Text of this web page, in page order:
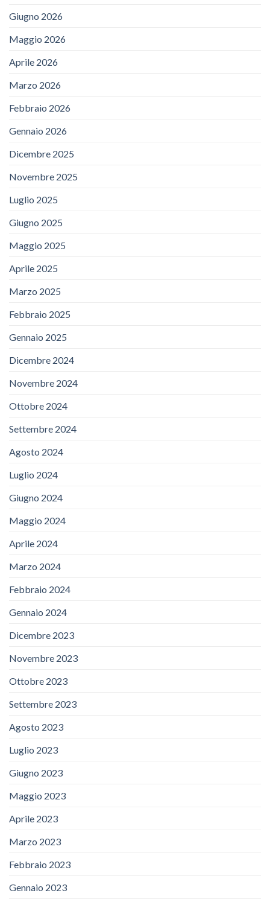
Giugno 2026
Maggio 2026
Aprile 2026
Marzo 2026
Febbraio 2026
Gennaio 2026
Dicembre 2025
Novembre 2025
Luglio 2025
Giugno 2025
Maggio 2025
Aprile 2025
Marzo 2025
Febbraio 2025
Gennaio 2025
Dicembre 2024
Novembre 2024
Ottobre 2024
Settembre 2024
Agosto 2024
Luglio 2024
Giugno 2024
Maggio 2024
Aprile 2024
Marzo 2024
Febbraio 2024
Gennaio 2024
Dicembre 2023
Novembre 2023
Ottobre 2023
Settembre 2023
Agosto 2023
Luglio 2023
Giugno 2023
Maggio 2023
Aprile 2023
Marzo 2023
Febbraio 2023
Gennaio 2023